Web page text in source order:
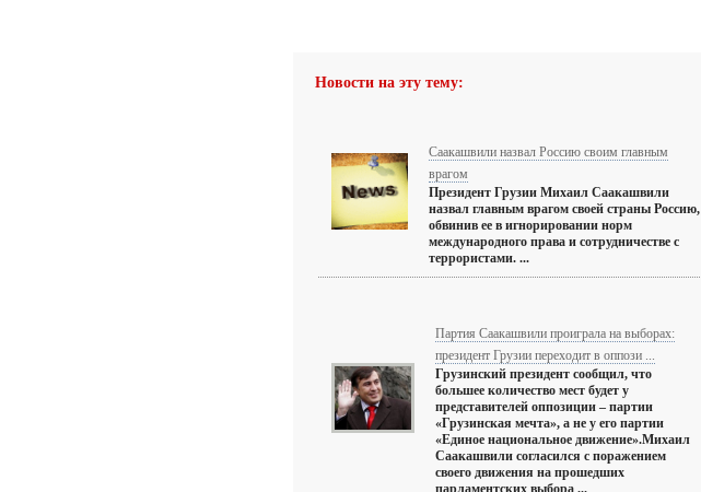
Новости на эту тему:
Саакашвили назвал Россию своим главным
врагом
Президент Грузии Михаил Саакашвили
назвал главным врагом своей страны Россию,
обвинив ее в игнорировании норм
международного права и сотрудничестве с
террористами. ...
Партия Саакашвили проиграла на выборах:
президент Грузии переходит в оппози ...
Грузинский президент сообщил, что
большее количество мест будет у
представителей оппозиции – партии
«Грузинская мечта», а не у его партии
«Единое национальное движение».Михаил
Саакашвили согласился с поражением
своего движения на прошедших
парламентских выбора ...